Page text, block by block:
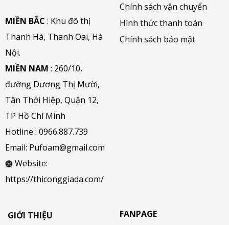
MIỀN BẮC : Khu đô thị
Thanh Hà, Thanh Oai, Hà
Nội.
MIỀN NAM : 260/10,
đường Dương Thị Mười,
Tân Thới Hiệp, Quận 12,
TP Hồ Chí Minh
Hotline : 0966.887.739
Email: Pufoam@gmail.com
Website:
https://thiconggiada.com/
Chính sách vận chuyển
Hình thức thanh toán
Chính sách bảo mật
GIỚI THIỆU FANPAGE